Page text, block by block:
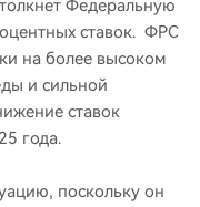
Федеральную
ставок. ФРС
на более высоком
и сильной
ставок
года.
поскольку он